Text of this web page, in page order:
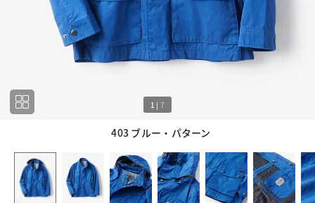
403 ブルー・パターン
1 | 7
7